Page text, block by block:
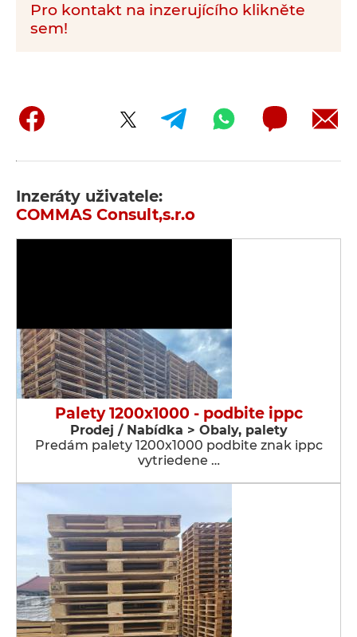
Pro kontakt na inzerujícího klikněte
sem!
Inzeráty uživatele:
COMMAS Consult,s.r.o
Palety 1200x1000 - podbite ippc
Prodej / Nabídka > Obaly, palety
Predám palety 1200x1000 podbite znak ippc
vytriedene …